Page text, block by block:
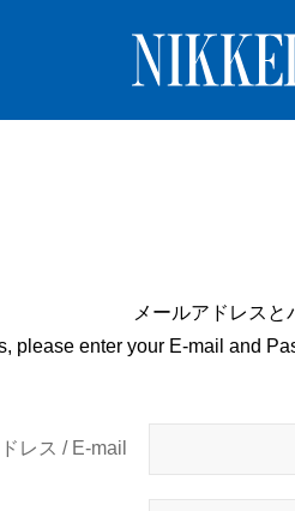
メールアドレスと
please enter your E-mail and
レス / E-mail